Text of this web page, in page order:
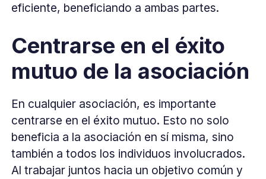
eficiente, beneficiando a ambas partes.
Centrarse en el éxito
mutuo de la asociación
En cualquier asociación, es importante
centrarse en el éxito mutuo. Esto no solo
beneficia a la asociación en sí misma, sino
también a todos los individuos involucrados.
Al trabajar juntos hacia un objetivo común y